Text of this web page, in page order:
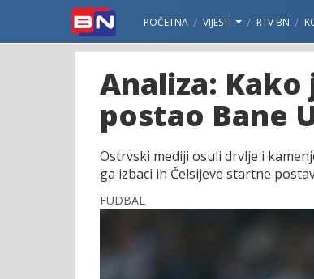
POČETNA VIJESTI RTV BN
Analiza:
postao Bane
Ostrvski mediji osuli drvlje i
ga izbaci ih Čelsijeve startne
FUDBAL